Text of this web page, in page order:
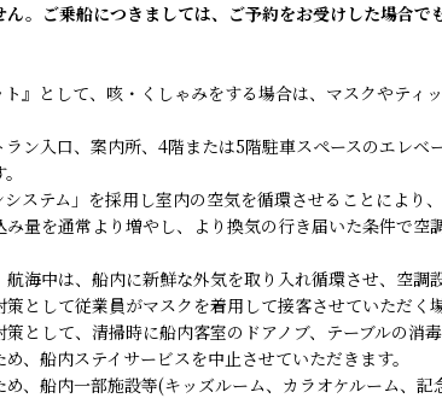
。ご乗船につきましては、ご予約をお受けした場合
』として、咳・くしゃみをする場合は、マスクやティ
ン入口、案内所、4階または5階駐車スペースのエレベ
ステム」を採用し室内の空気を循環させることによ
量を通常より増やし、より換気の行き届いた条件で空
海中は、船内に新鮮な外気を取り入れ循環させ、空調
として従業員がマスクを着用して接客させていただく
として、清掃時に船内客室のドアノブ、テーブルの消毒
、船内ステイサービスを中止させていただきます。
、船内一部施設等(キッズルーム、カラオケルーム、